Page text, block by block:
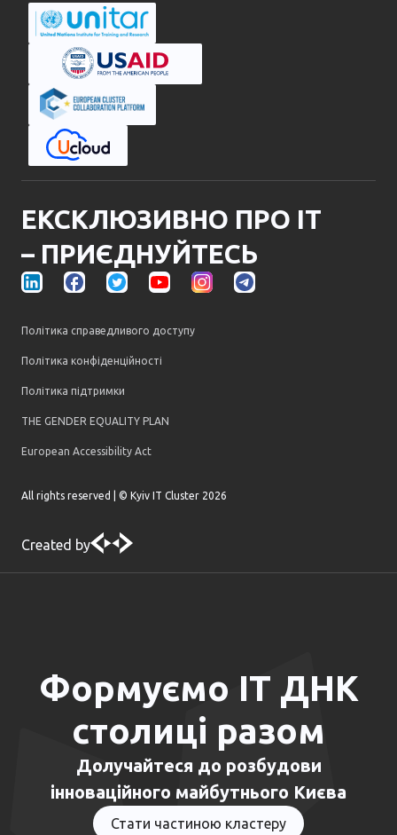
ЕКСКЛЮЗИВНО ПРО ІТ
– ПРИЄДНУЙТЕСЬ
Політика справедливого доступу
Політика конфіденційності
Політика підтримки
THE GENDER EQUALITY PLAN
European Accessibility Act
All rights reserved | © Kyiv IT Cluster 2026
Created by
Формуємо ІТ ДНК
столиці разом
Долучайтеся до розбудови
інноваційного майбутнього Києва
Стати частиною кластеру